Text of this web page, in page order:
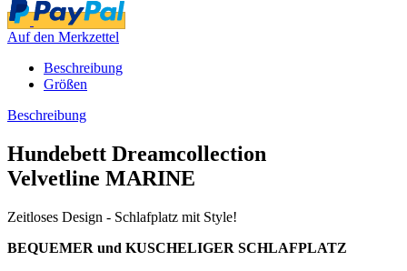
Auf den Merkzettel
Beschreibung
Größen
Beschreibung
Hundebett Dreamcollection
Velvetline MARINE
Zeitloses Design - Schlafplatz mit Style!
BEQUEMER und KUSCHELIGER SCHLAFPLATZ